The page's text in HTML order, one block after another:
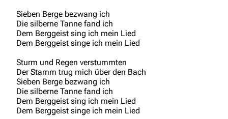
3.4K 12
Navigation
Main page
Blog
Rammstein
Discography
Sieben Berge bezwang ich
Die silberne Tanne fand ich
Dem Berggeist sing ich mein Lied
Dem Berggeist singe ich mein Lied
Sturm und Regen verstummten
Der Stamm trug mich über den Bach
Sieben Berge bezwang ich
Die silberne Tanne fand ich
Dem Berggeist sing ich mein Lied
Dem Berggeist singe ich mein Lied